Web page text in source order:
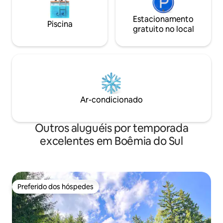
Piscina
Estacionamento
gratuito no local
Ar-condicionado
Outros aluguéis por temporada
excelentes em Boêmia do Sul
Preferido dos hóspedes
Preferido dos hóspedes